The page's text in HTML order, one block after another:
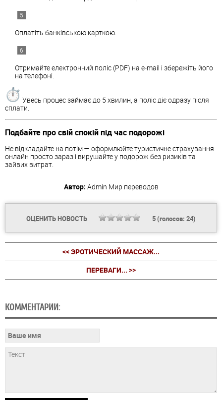
Оплатіть банківською карткою.
Отримайте електронний поліс (PDF) на e-mail і збережіть його
на телефоні.
Увесь процес займає до 5 хвилин, а поліс діє одразу після
сплати.
Подбайте про свій спокій під час подорожі
Не відкладайте на потім — оформлюйте туристичне страхування
онлайн просто зараз і вирушайте у подорож без ризиків та
зайвих витрат.
Автор: Admin Мир переводов
ОЦЕНИТЬ НОВОСТЬ 5(голосов: 24)
<< ЭРОТИЧЕСКИЙ МАССАЖ...
ПЕРЕВАГИ... >>
КОММЕНТАРИИ: